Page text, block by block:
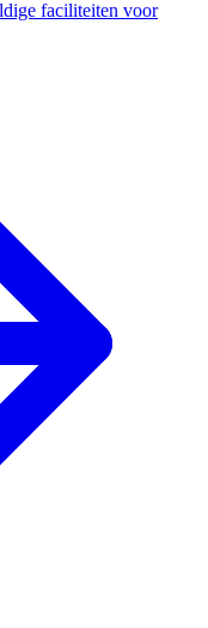
faciliteiten voor